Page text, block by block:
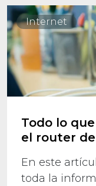
Internet
Todo lo
el router
En este
toda la